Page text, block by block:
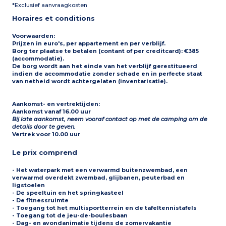
Overdekt terras met
Maximale capaciteit 5
*Exclusief aanvraagkosten
Horaires et conditions
Voorwaarden:
Prijzen in euro's, per appartement en per verblijf.
Borg ter plaatse te betalen (contant of per creditcard): €385
(accommodatie).
De borg wordt aan het einde van het verblijf gerestitueerd
indien de accommodatie zonder schade en in perfecte staat
van netheid wordt achtergelaten (inventarisatie).
Aankomst- en vertrektijden:
Aankomst vanaf 16.00 uur
Bij late aankomst, neem vooraf contact op met de camping om de
details door te geven.
Vertrek voor 10.00 uur
Le prix comprend
- Het waterpark met een verwarmd buitenzwembad, een
verwarmd overdekt zwembad, glijbanen, peuterbad en
ligstoelen
- De speeltuin en het springkasteel
- De fitnessruimte
- Toegang tot het multisportterrein en de tafeltennistafels
- Toegang tot de jeu-de-boulesbaan
- Dag- en avondanimatie tijdens de zomervakantie